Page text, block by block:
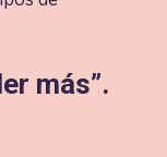
más”.